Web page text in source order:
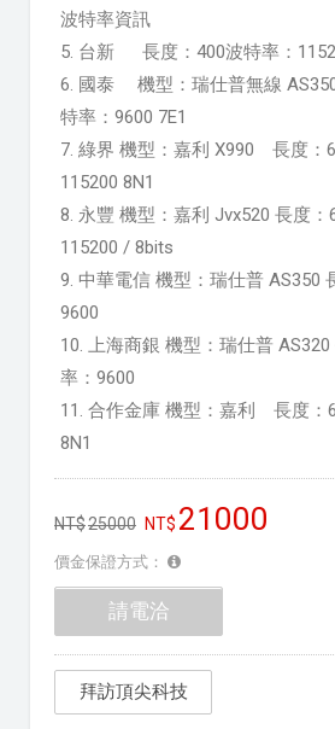
波特率資訊
5. 台新 長度：400波特率：
6. 國泰 機型：瑞仕普無線
特率：9600 7E1
7. 綠界 機型：嘉利 X990 長度：
115200 8N1
8. 永豐 機型：嘉利 Jvx520 長度
115200 / 8bits
9. 中華電信 機型：瑞仕普 AS350
9600
10. 上海商銀 機型：瑞仕普
率：9600
11. 合作金庫 機型：嘉利 長度：
8N1
25000 21000
價金保證方式：
請電洽
拜訪頂尖科技